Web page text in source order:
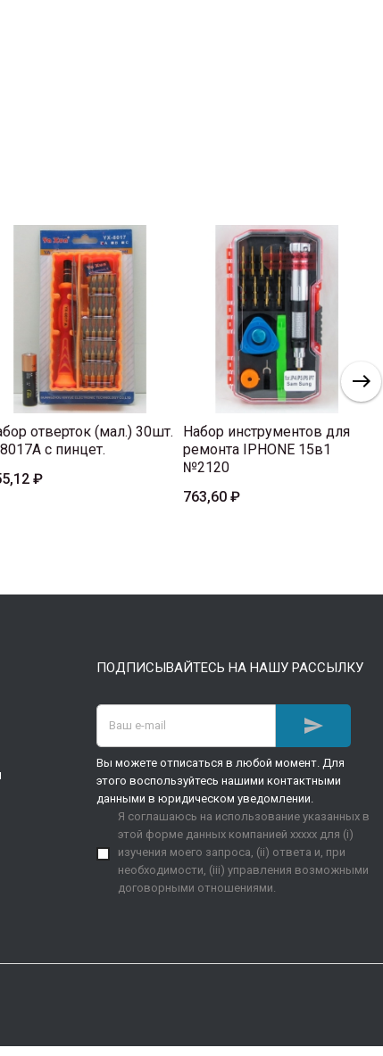
отверток (мал.) 30шт.
с пинцет.
₽
Набор инструментов для
ремонта IPHONE 15в1
№2120
763,60 ₽
ПОДПИСЫВАЙТЕСЬ НА НАШУ РАССЫЛКУ

Вы можете отписаться в любой момент. Для
этого воспользуйтесь нашими контактными
данными в юридическом уведомлении.
Я соглашаюсь на использование указанных в
этой форме данных компанией xxxxx для (i)
изучения моего запроса, (ii) ответа и, при
необходимости, (iii) управления возможными
договорными отношениями.